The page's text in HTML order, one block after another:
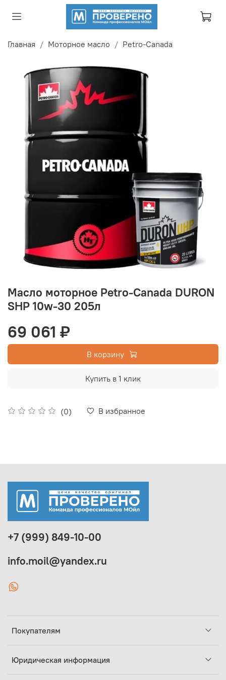
Главная Моторное масло Petro-Canada
Масло моторное Petro-Canada DURON
SHP 10w-30 205л
(0) В избранное
69 061 ₽
В корзину
Купить в 1 клик
Покупателям
Юридическая информация
+7 (999) 849-10-00
info.moil@yandex.ru